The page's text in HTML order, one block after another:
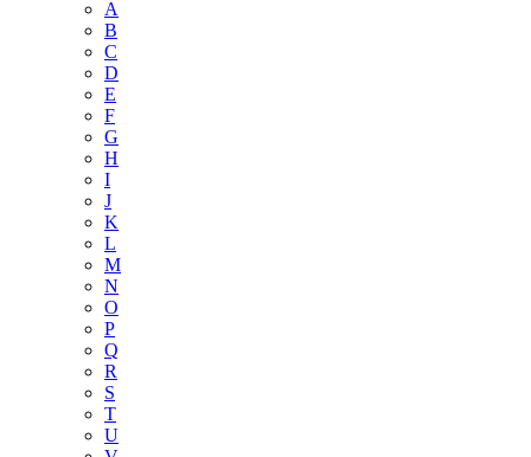
A
B
C
D
E
F
G
H
I
J
K
L
M
N
O
P
Q
R
S
T
U